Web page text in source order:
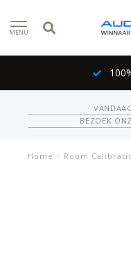
MENU
BEZOEK
Home / Room